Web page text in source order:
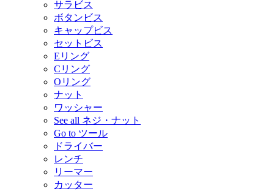
サラビス
ボタンビス
キャップビス
セットビス
Eリング
Cリング
Oリング
ナット
ワッシャー
See all ネジ・ナット
Go to ツール
ドライバー
レンチ
リーマー
カッター